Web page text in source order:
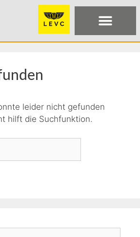
leider nicht gefunden
hilft die Suchfunktion.